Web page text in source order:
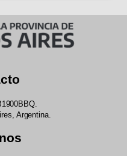
Argentina.